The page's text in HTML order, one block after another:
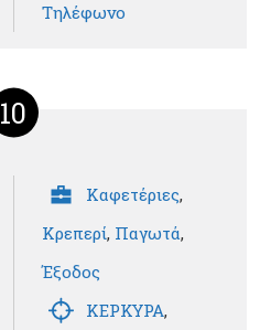
Τηλέφωνο
10
Καφετέριες,
Κρεπερί, Παγωτά,
Έξοδος
ΚΕΡΚΥΡΑ,